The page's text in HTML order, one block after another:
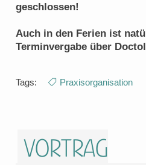
geschlossen!
Auch in den Ferien ist
Terminvergabe über
Tags: Praxisorganisation
Vortrag